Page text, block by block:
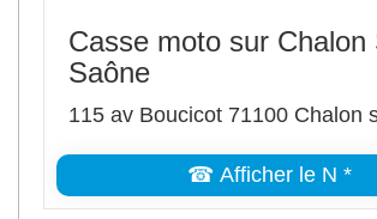
Casse moto sur Chalon
Saône
115 av Boucicot 71100 Chalon
☎ Afficher le N *